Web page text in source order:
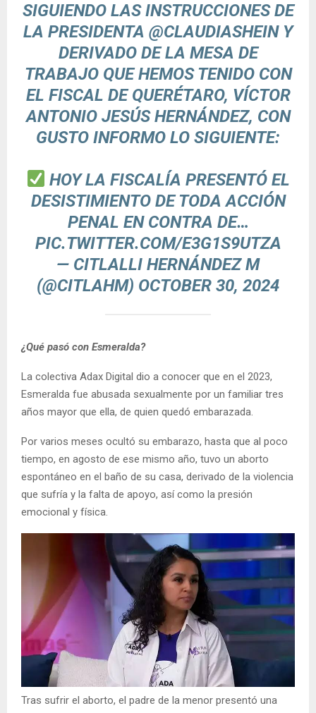
SIGUIENDO LAS INSTRUCCIONES DE
LA PRESIDENTA @CLAUDIASHEINY
DERIVADO DE LA MESA DE
TRABAJO QUE HEMOS TENIDO CON
EL FISCAL DE QUERÉTARO, VÍCTOR
ANTONIO JESÚS HERNÁNDEZ, CON
GUSTO INFORMO LO SIGUIENTE:
HOY LA FISCALÍA PRESENTÓ EL
DESISTIMIENTO DE TODA ACCIÓN
PENAL EN CONTRA DE…
PIC.TWITTER.COM/E3G1S9UTZA
— CITLALLI HERNÁNDEZ M
(@CITLAHM) OCTOBER 30, 2024
¿Qué pasó con Esmeralda?
La colectiva Adax Digital dio a conocer que en el 2023,
Esmeralda fue abusada sexualmente por un familiar tres
años mayor que ella, de quien quedó embarazada.
Por varios meses ocultó su embarazo, hasta que al poco
tiempo, en agosto de ese mismo año, tuvo un aborto
espontáneo en el baño de su casa, derivado de la violencia
que sufría y la falta de apoyo, así como la presión
emocional y física.
Tras sufrir el aborto, el padre de la menor presentó una